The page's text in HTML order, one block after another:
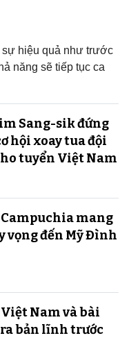
sự hiệu quả như trước
năng sẽ tiếp tục ca
Sang-sik đứng
hội xoay tua đội
tuyển Việt Nam
mang
vọng đến Mỹ Đình
Nam và bài
bản lĩnh trước